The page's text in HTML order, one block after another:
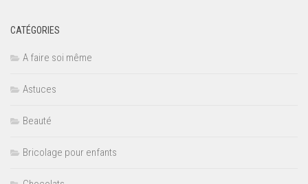
CATÉGORIES
A faire soi même
Astuces
Beauté
Bricolage pour enfants